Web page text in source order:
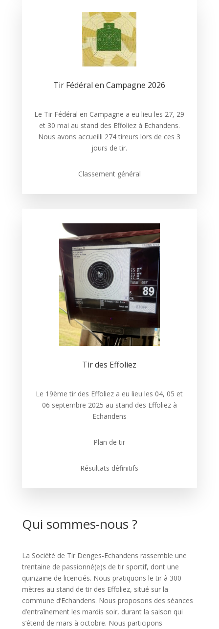
Tir Fédéral en Campagne 2026
Le Tir Fédéral en Campagne a eu lieu les 27, 29
et 30 mai au stand des Effoliez à Echandens.
Nous avons accueilli 274 tireurs lors de ces 3
jours de tir.
Classement général
Tir des Effoliez
Le 19ème tir des Effoliez a eu lieu les 04, 05 et
06 septembre 2025 au stand des Effoliez à
Echandens
Plan de tir
Résultats définitifs
Qui sommes-nous ?
La Société de Tir Denges-Echandens rassemble une
trentaine de passionné(e)s de tir sportif, dont une
quinzaine de licenciés. Nous pratiquons le tir à 300
mètres au stand de tir des Effoliez, situé sur la
commune d’Echandens. Nous proposons des séances
d’entraînement les mardis soir, durant la saison qui
s’étend de mars à octobre. Nous participons